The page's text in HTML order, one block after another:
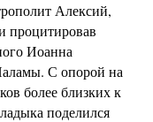
Алексий,
процитировав
Иоанна
С опорой на
более близких к
поделился